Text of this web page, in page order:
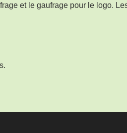
et le gaufrage pour le logo.